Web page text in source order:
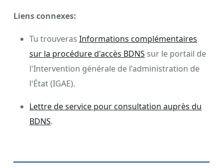
Liens connexes:
Tu trouveras Informations complémentaires
sur la procédure d'accès BDNS sur le portail de
l'Intervention générale de l'administration de
l'État (IGAE).
Lettre de service pour consultation auprès du
BDNS.